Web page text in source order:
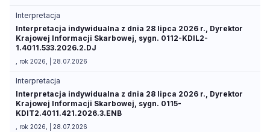
Interpretacja
Interpretacja indywidualna z dnia 28 lipca 2026 r., Dyrektor
Krajowej Informacji Skarbowej, sygn. 0112-KDIL2-
1.4011.533.2026.2.DJ
, rok 2026, | 28.07.2026
Interpretacja
Interpretacja indywidualna z dnia 28 lipca 2026 r., Dyrektor
Krajowej Informacji Skarbowej, sygn. 0115-
KDIT2.4011.421.2026.3.ENB
, rok 2026, | 28.07.2026